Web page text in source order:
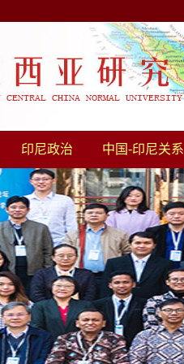
印尼政治 中国-印尼关系